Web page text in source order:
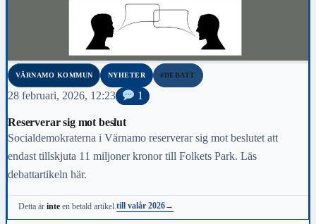
VÄRNAMO KOMMUN NYHETER #DEBATT
28 februari, 2026, 12:23 1
Reserverar sig mot beslut
Socialdemokraterna i Värnamo reserverar sig mot beslutet att
endast tillskjuta 11 miljoner kronor till Folkets Park. Läs
debattartikeln här.
Detta ärinte en betald artikel.till valår 2026→